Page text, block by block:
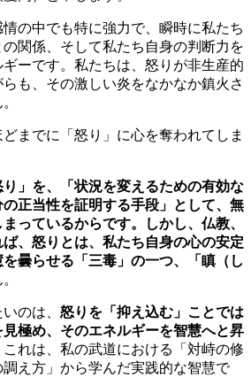
の中でも特に強力で、瞬時に私たち
関係、そして私たち自身の判断力を
ーです。私たちは、怒りが非生産的
も、その激しい炎をなかなか鎮火さ
までに「怒り」に心を奪われてしま
り」を、「状況を変えるための有効な
正当性を証明する手段」として、無
っているからです。しかし、仏教、
、怒りとは、私たち自身の心の安定
曇らせる「三毒」の一つ、「瞋（し
のは、 怒りを「抑え込む」ことでは
極め、そのエネルギーを智慧へと昇
れは、私の武道における「対峙の修
え方」から学んだ実践的な智慧で